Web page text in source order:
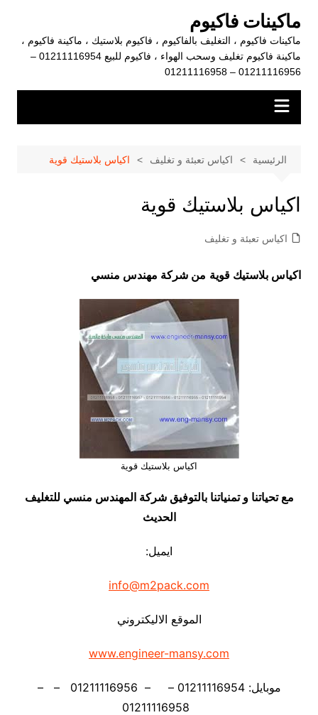
المحتوى
ماكينات فاكيوم
ماكينات فاكيوم ، التغليف بالفاكيوم ، فاكيوم بلاستيك ، ماكينة فاكيوم ،
ماكينة فاكيوم تغليف وسحب الهواء ، فاكيوم للبيع 01211116954 –
01211116956 – 01211116958
الرئيسية اكياس تعبئة و تغليف اكياس بلاستيك قوية
اكياس بلاستيك قوية
اكياس تعبئة و تغليف
اكياس بلاستيك قوية من شركة مهندس منسي
اكياس بلاستيك قوية
مع تحياتنا و تمنياتنا بالتوفيق شركة المهندس منسي للتغليف
الحديث
ايميل:
info@m2pack.com
الموقع الاليكتروني
www.engineer-mansy.com
موبايل: 01211116954 – – 01211116956 – –